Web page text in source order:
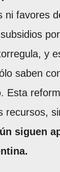
ni favores
y
saben
Esta
recursos,
siguen